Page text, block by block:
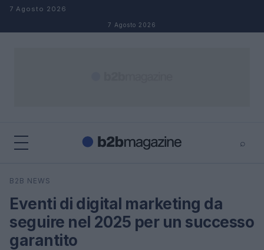
Salta al contenuto
7 Agosto 2026
7 Agosto 2026
⌕
Cerca
B2B NEWS
Eventi di digital marketing da
seguire nel 2025 per un successo
garantito